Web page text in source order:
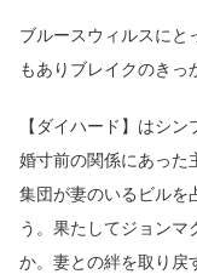
ブルースウィルスにと
もありブレイクのきっ
【ダイハード】はシ
婚寸前の関係にあった
集団が妻のいるビルを
う。果たしてジョンマ
か。妻との絆を取り戻